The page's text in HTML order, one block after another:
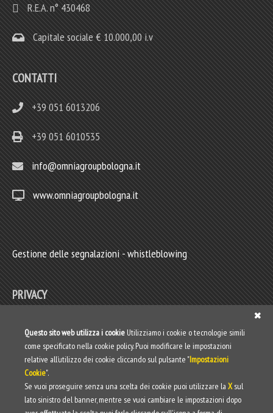
R.E.A. n° 430468
Capitale sociale € 10.000,00 i.v
CONTATTI
+39 051 6013206
+39 051 6010535
info@omniagroupbologna.it
www.omniagroupbologna.it
Gestione delle segnalazioni - whistleblowing
PRIVACY
Web Privacy Policy
Informativa clienti/fornitori
Questo sito web utilizza i cookie Utilizziamo i cookie o tecnologie simili
come specificato nella cookie policy. Puoi modificare le impostazioni
relative all’utilizzo dei cookie cliccando sul pulsante "Impostazioni
Cookie".
Se vuoi proseguire senza una scelta dei cookie puoi utilizzare la Xsul
lato sinistro del banner, mentre se vuoi cambiare le impostazioni dopo